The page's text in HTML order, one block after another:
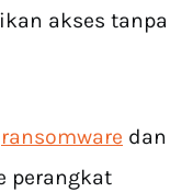
akses tanpa
ransomware dan
perangkat